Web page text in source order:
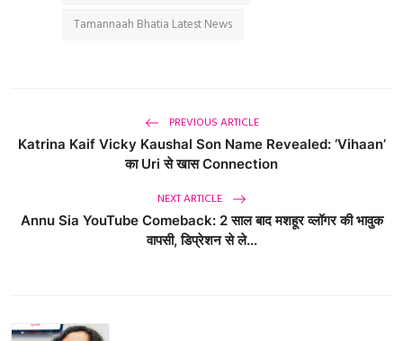
Tamannaah Bhatia Latest News
PREVIOUS ARTICLE
Katrina Kaif Vicky Kaushal Son Name Revealed: ‘Vihaan’
का Uri से खास Connection
NEXT ARTICLE
Annu Sia YouTube Comeback: 2 साल बाद मशहूर व्लॉगर की भावुक
वापसी, डिप्रेशन से ले...